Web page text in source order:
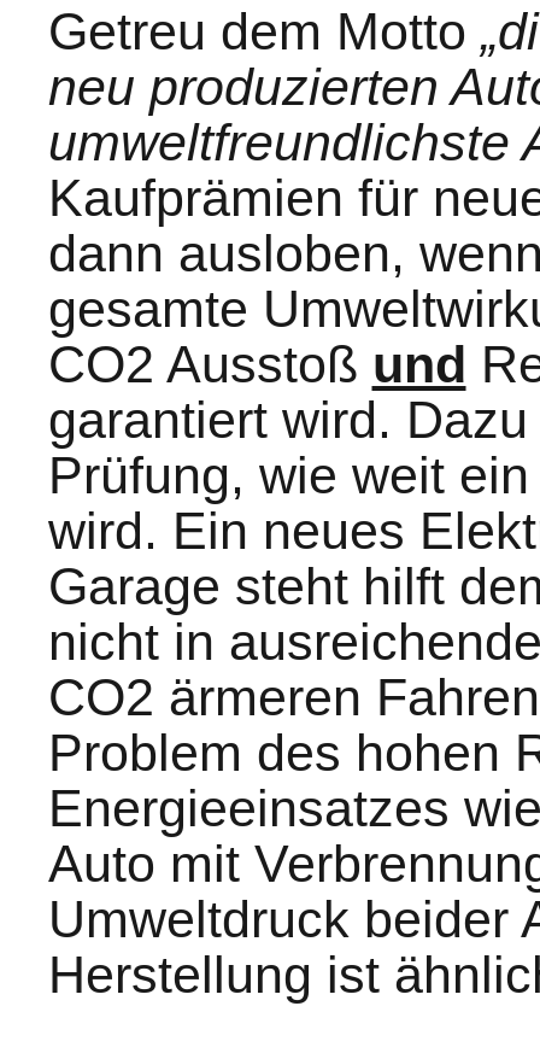
Getreu dem Motto
neu produzierten
umweltfreundlichste
Kaufprämien für
dann ausloben,
gesamte
CO2 Ausstoß und
garantiert wird.
Prüfung, wie weit
wird. Ein neues
Garage steht hilft
nicht in
CO2 ärmeren
Problem des hohen
Energieeinsatzes
Auto mit
Umweltdruck beider
Herstellung ist